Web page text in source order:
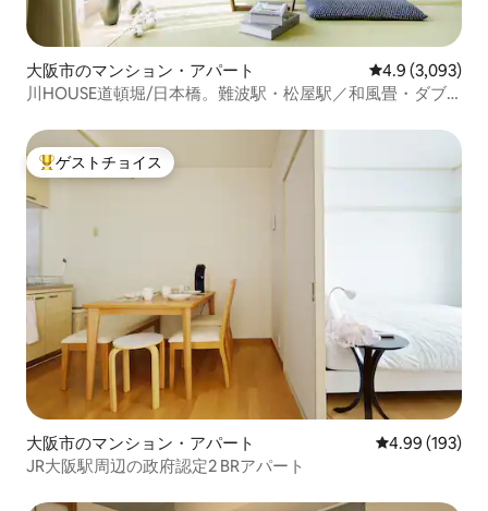
大阪市のマンション・アパート レビュー3,093
4.9 (3,093)
川HOUSE道頓堀/日本橋。難波駅・松屋駅／和風畳・ダブ
大好評のゲストチョイスです。
ゲストチョイス
大阪市のマンション・アパート レビュー193
4.99 (193)
JR大阪駅周辺の政府認定2 BRアパート